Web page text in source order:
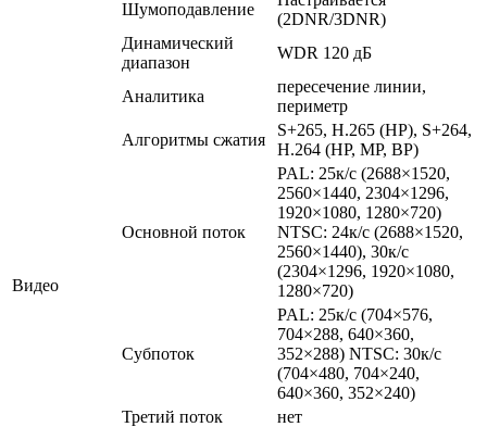
Шумоподавление
(2DNR/3DNR)
Динамический
диапазон
WDR 120 дБ
Аналитика
пересечение линии,
периметр
Видео
Алгоритмы сжатия
S+265, H.265 (HP), S+264,
H.264 (HP, MP, BP)
Основной поток
PAL: 25к/c (2688×1520,
2560×1440, 2304×1296,
1920×1080, 1280×720)
NTSC: 24к/c (2688×1520,
2560×1440), 30к/c
(2304×1296, 1920×1080,
1280×720)
Субпоток
PAL: 25к/c (704×576,
704×288, 640×360,
352×288) NTSC: 30к/c
(704×480, 704×240,
640×360, 352×240)
Третий поток
нет